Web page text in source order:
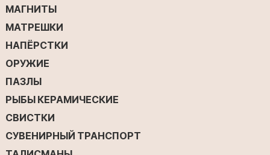
МАГНИТЫ
МАТРЕШКИ
НАПЁРСТКИ
ОРУЖИЕ
ПАЗЛЫ
РЫБЫ КЕРАМИЧЕСКИЕ
СВИСТКИ
СУВЕНИРНЫЙ ТРАНСПОРТ